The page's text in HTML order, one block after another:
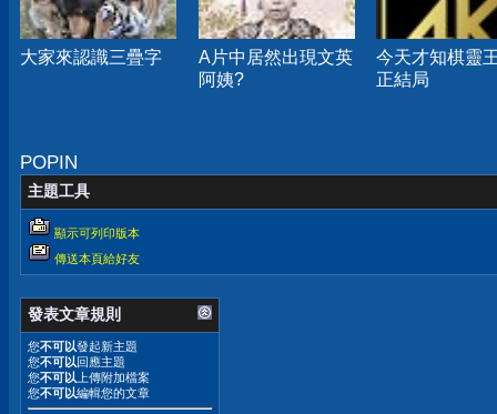
大家來認識三疊字
A片中居然出現文英
阿姨?
今天才知棋靈
正結局
POPIN
主題工具
顯示可列印版本
傳送本頁給好友
發表文章規則
您不可以發起新主題
您不可以回應主題
您不可以 上傳附加檔案
您不可以編輯您的文章